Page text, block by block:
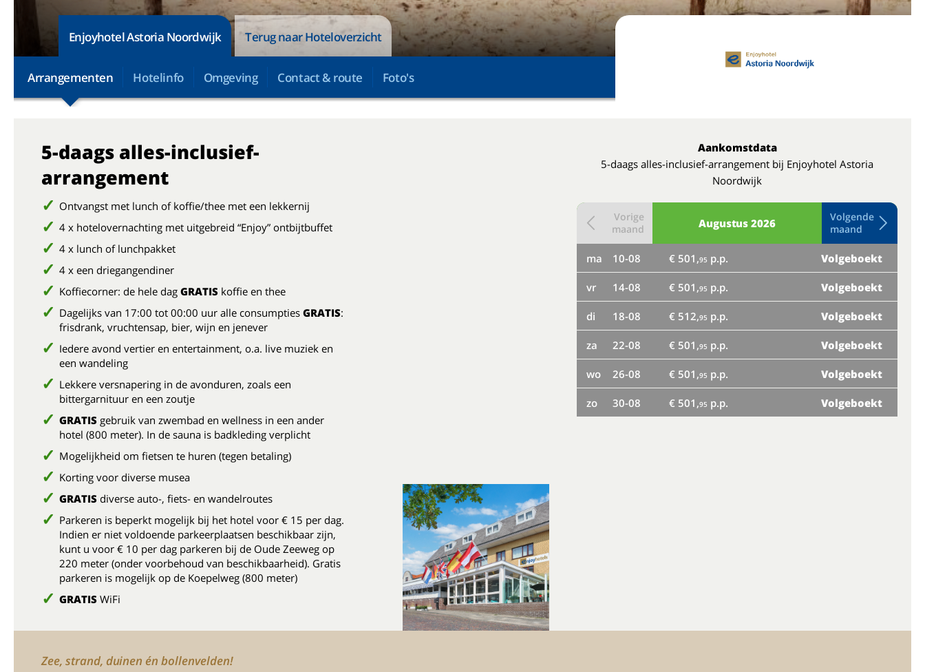
Enjoyhotel Astoria Noordwijk Terug naar Hoteloverzicht
Arrangementen Hotelinfo Omgeving Contact & route Foto's
5-daags alles-inclusief-
arrangement
Ontvangst met lunch of koffie/thee met een lekkernij
4 x hotelovernachting met uitgebreid “Enjoy” ontbijtbuffet
4 x lunch of lunchpakket
4 x een driegangendiner
Koffiecorner: de hele dag GRATIS koffie en thee
Dagelijks van 17:00 tot 00:00 uur alle consumpties GRATIS:
frisdrank, vruchtensap, bier, wijn en jenever
Iedere avond vertier en entertainment, o.a. live muziek en
een wandeling
Lekkere versnapering in de avonduren, zoals een
bittergarnituur en een zoutje
GRATIS gebruik van zwembad en wellness in een ander
hotel (800 meter). In de sauna is badkleding verplicht
Mogelijkheid om fietsen te huren (tegen betaling)
Korting voor diverse musea
GRATIS diverse auto-, fiets- en wandelroutes
Parkeren is beperkt mogelijk bij het hotel voor € 15 per dag.
Indien er niet voldoende parkeerplaatsen beschikbaar zijn,
kunt u voor € 10 per dag parkeren bij de Oude Zeeweg op
220 meter (onder voorbehoud van beschikbaarheid). Gratis
parkeren is mogelijk op de Koepelweg (800 meter)
GRATIS WiFi
Aankomstdata
5-daags alles-inclusief-arrangement bij Enjoyhotel Astoria
Noordwijk
Augustus 2026
Vorige
maand
Volgende
maand
ma 10-08 € 501,95 p.p. Volgeboekt
vr 14-08 € 501,95 p.p. Volgeboekt
di 18-08 € 512,95 p.p. Volgeboekt
za 22-08 € 501,95 p.p. Volgeboekt
wo 26-08 € 501,95 p.p. Volgeboekt
zo 30-08 € 501,95 p.p. Volgeboekt
Zee, strand, duinen én bollenvelden!